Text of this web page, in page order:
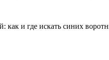
и где искать синих